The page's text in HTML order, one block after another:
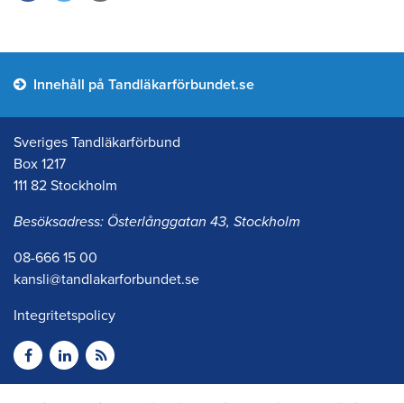
Innehåll på Tandläkarförbundet.se
Sveriges Tandläkarförbund
Box 1217
111 82 Stockholm
Besöksadress: Österlånggatan 43, Stockholm
08-666 15 00
kansli@tandlakarforbundet.se
Integritetspolicy